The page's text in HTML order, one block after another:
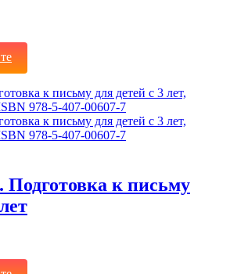
Подготовка к письму